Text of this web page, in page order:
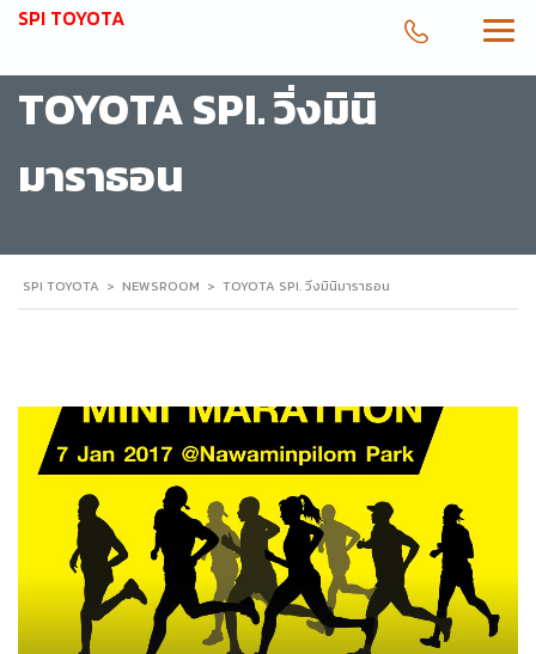
SPI TOYOTA
TOYOTA SPI. วิ่งมินิ
มาราธอน
SPI TOYOTA > NEWSROOM > TOYOTA SPI. วิ่งมินิมาราธอน